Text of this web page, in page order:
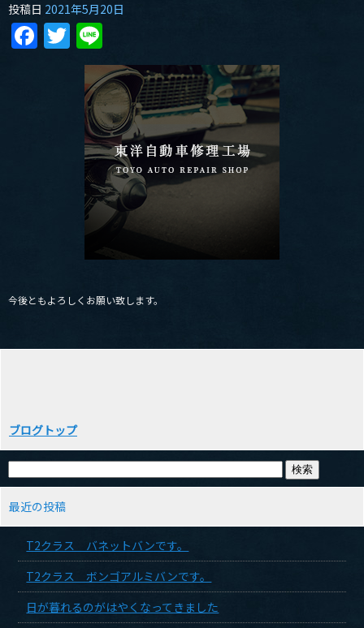
投稿日 2021年5月20日
Facebook
Twitter
今後ともよろしくお願い致します。
ブログトップ
最近の投稿
T2クラス バネットバンです。
T2クラス ボンゴアルミバンです。
日が暮れるのがはやくなってきました